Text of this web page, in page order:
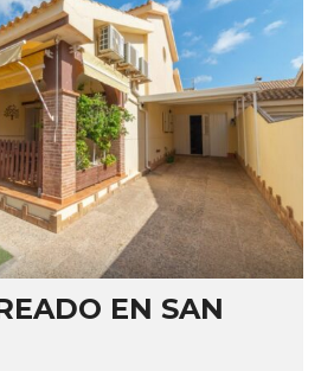
EN SAN